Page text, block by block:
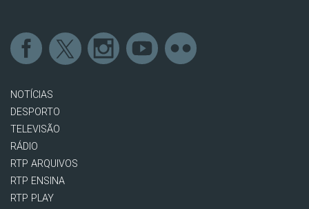
NOTÍCIAS
DESPORTO
TELEVISÃO
RÁDIO
RTP ARQUIVOS
RTP ENSINA
RTP PLAY